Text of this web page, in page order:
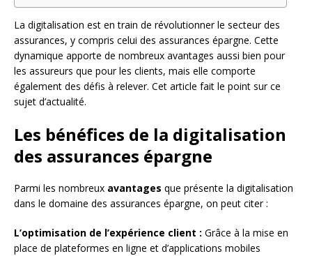
La digitalisation est en train de révolutionner le secteur des
assurances, y compris celui des assurances épargne. Cette
dynamique apporte de nombreux avantages aussi bien pour
les assureurs que pour les clients, mais elle comporte
également des défis à relever. Cet article fait le point sur ce
sujet d’actualité.
Les bénéfices de la digitalisation
des assurances épargne
Parmi les nombreux avantages que présente la digitalisation
dans le domaine des assurances épargne, on peut citer :
L’optimisation de l’expérience client : Grâce à la mise en
place de plateformes en ligne et d’applications mobiles